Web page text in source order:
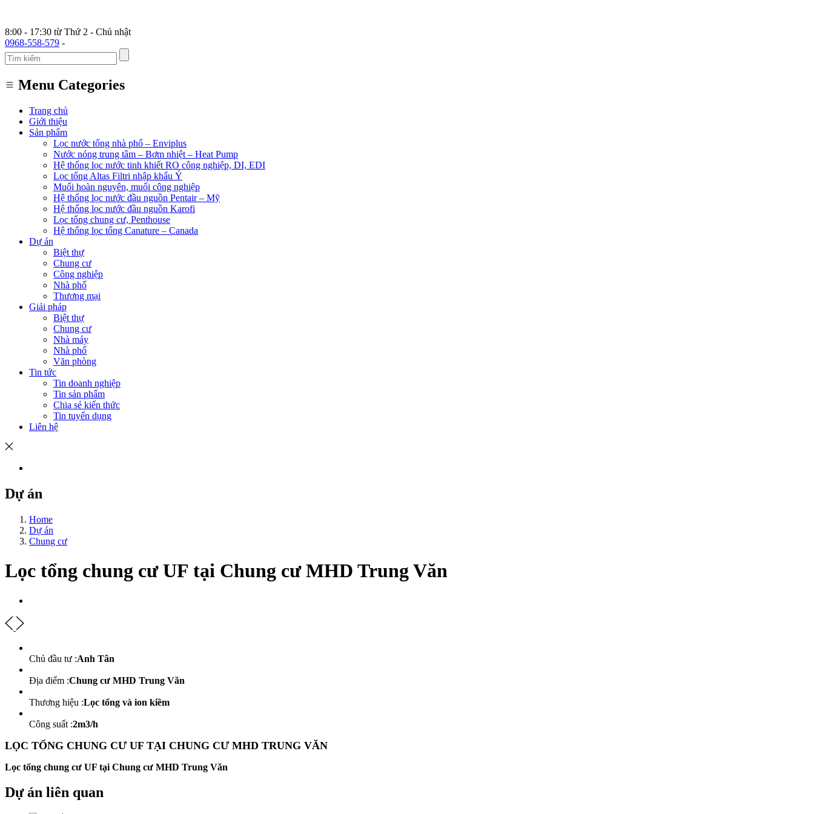
8:00 - 17:30 từ Thứ 2 - Chủ nhật
0968-558-579 -
Menu Categories
Trang chủ
Giới thiệu
Sản phẩm
Lọc nước tổng nhà phố – Enviplus
Nước nóng trung tâm – Bơm nhiệt – Heat Pump
Hệ thống lọc nước tinh khiết RO công nghiệp, DI, EDI
Lọc tổng Altas Filtri nhập khẩu Ý
Muối hoàn nguyên, muối công nghiệp
Hệ thống lọc nước đầu nguồn Pentair – Mỹ
Hệ thống lọc nước đầu nguồn Karofi
Lọc tổng chung cư, Penthouse
Hệ thống lọc tổng Canature – Canada
Dự án
Biệt thự
Chung cư
Công nghiệp
Nhà phố
Thương mại
Giải pháp
Biệt thự
Chung cư
Nhà máy
Nhà phố
Văn phòng
Tin tức
Tin doanh nghiệp
Tin sản phẩm
Chia sẻ kiến thức
Tin tuyển dụng
Liên hệ
Dự án
Home
Dự án
Chung cư
Lọc tổng chung cư UF tại Chung cư MHD Trung Văn
Chủ đầu tư :Anh Tân
Địa điểm :Chung cư MHD Trung Văn
Thương hiệu :Lọc tổng và ion kiềm
Công suất :2m3/h
LỌC TỔNG CHUNG CƯ UF TẠI CHUNG CƯ MHD TRUNG VĂN
Lọc tổng chung cư UF tại Chung cư MHD Trung Văn
Dự án liên quan